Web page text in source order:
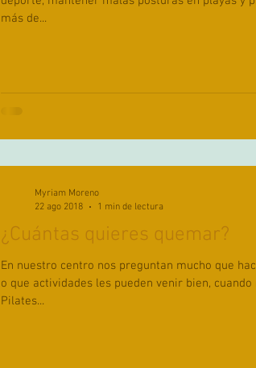
más de...
¿Cuántas quieres quemar?
En nuestro centro nos preguntan mucho que
o que actividades les pueden venir bien,
Pilates...
Myriam Moreno
22 ago 2018
1 min de lectura